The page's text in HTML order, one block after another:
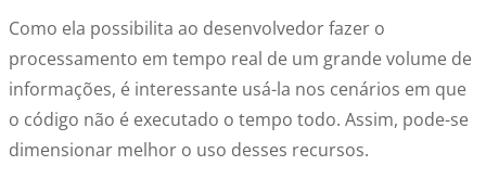
Como ela possibilita ao desenvolvedor fazer o
processamento em tempo real de um grande volume de
informações, é interessante usá-la nos cenários em que
o código não é executado o tempo todo. Assim, pode-se
dimensionar melhor o uso desses recursos.